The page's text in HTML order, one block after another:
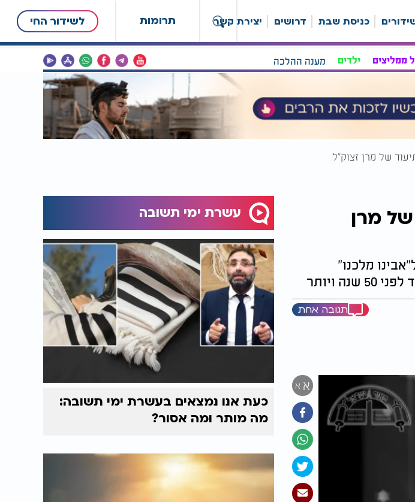
תרומות לשידור החי כניסת שבת דרושים יצירת קשר
ממליצים ילדים מענה ההלכה
של מרן זצוק"ל
מרן
מלכנו"
ויותר
תגובה אחת
א א
עשרת ימי תשובה
כעת אנו נמצאים בעשרת ימי תשובה:
מה מותר ומה אסור?